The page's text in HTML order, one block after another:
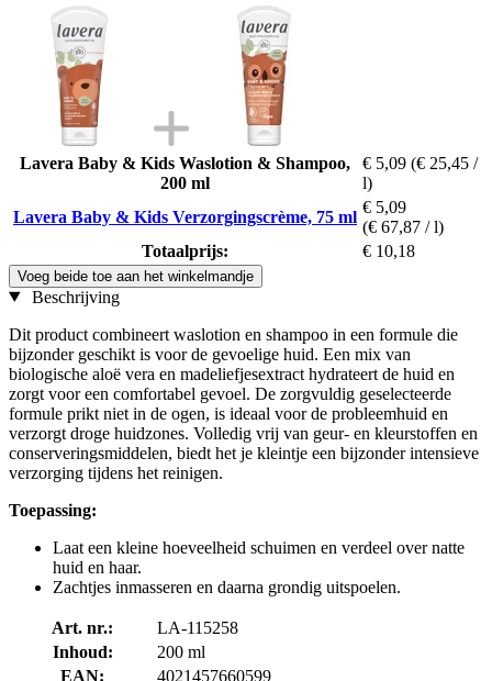
Lavera Baby & Kids Waslotion & Shampoo,
200 ml
€ 5,09 (€ 25,45 /
l)
Lavera Baby & Kids Verzorgingscrème, 75 ml
€ 5,09
(€ 67,87 / l)
Totaalprijs:
€ 10,18
Voeg beide toe aan het winkelmandje
Beschrijving
Dit product combineert waslotion en shampoo in een formule die
bijzonder geschikt is voor de gevoelige huid. Een mix van
biologische aloë vera en madeliefjesextract hydrateert de huid en
zorgt voor een comfortabel gevoel. De zorgvuldig geselecteerde
formule prikt niet in de ogen, is ideaal voor de probleemhuid en
verzorgt droge huidzones. Volledig vrij van geur- en kleurstoffen en
conserveringsmiddelen, biedt het je kleintje een bijzonder intensieve
verzorging tijdens het reinigen.
Toepassing:
Laat een kleine hoeveelheid schuimen en verdeel over natte
huid en haar.
Zachtjes inmasseren en daarna grondig uitspoelen.
Art. nr.:
LA-115258
Inhoud:
200 ml
EAN:
4021457660599